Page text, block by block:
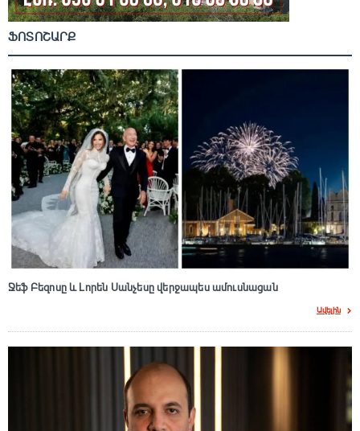
ՖՈՏՈՇԱՐՔ
Ջեֆ Բեզոսը և Լորեն Սանչեսը վերջապես ամուսնացան
Ավելին